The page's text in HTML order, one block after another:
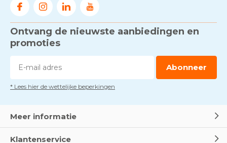
Ontvang de nieuwste aanbiedingen en
promoties
Abonneer
* Lees hier de wettelijke beperkingen
Meer informatie
Klantenservice